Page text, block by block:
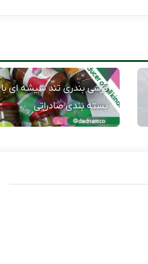
ترشی بندری تند شیشه ای با
بسته بندی صادراتی